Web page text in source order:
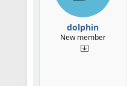
dolphin
New member